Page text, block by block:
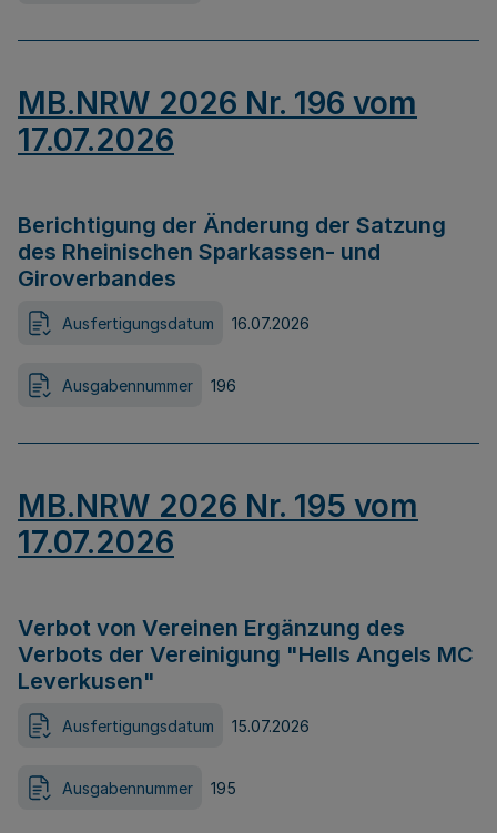
MB.NRW 2026 Nr. 196 vom
17.07.2026
Berichtigung der Änderung der Satzung
des Rheinischen Sparkassen- und
Giroverbandes
Ausfertigungsdatum 16.07.2026
Ausgabennummer 196
MB.NRW 2026 Nr. 195 vom
17.07.2026
Verbot von Vereinen Ergänzung des
Verbots der Vereinigung "Hells Angels MC
Leverkusen"
Ausfertigungsdatum 15.07.2026
Ausgabennummer 195